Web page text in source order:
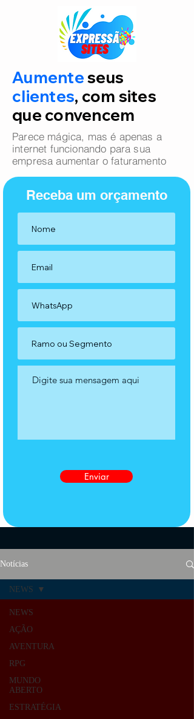
Aumenteseus
clientes, com sites
que convencem
Parece mágica, mas é apenas a
internet funcionando para sua
empresa aumentar o faturamento
Receba um orçamento
Enviar
Notícias
NEWS
AÇÃO
AVENTURA
RPG
MUNDO
ABERTO
ESTRATÉGIA
NEWS